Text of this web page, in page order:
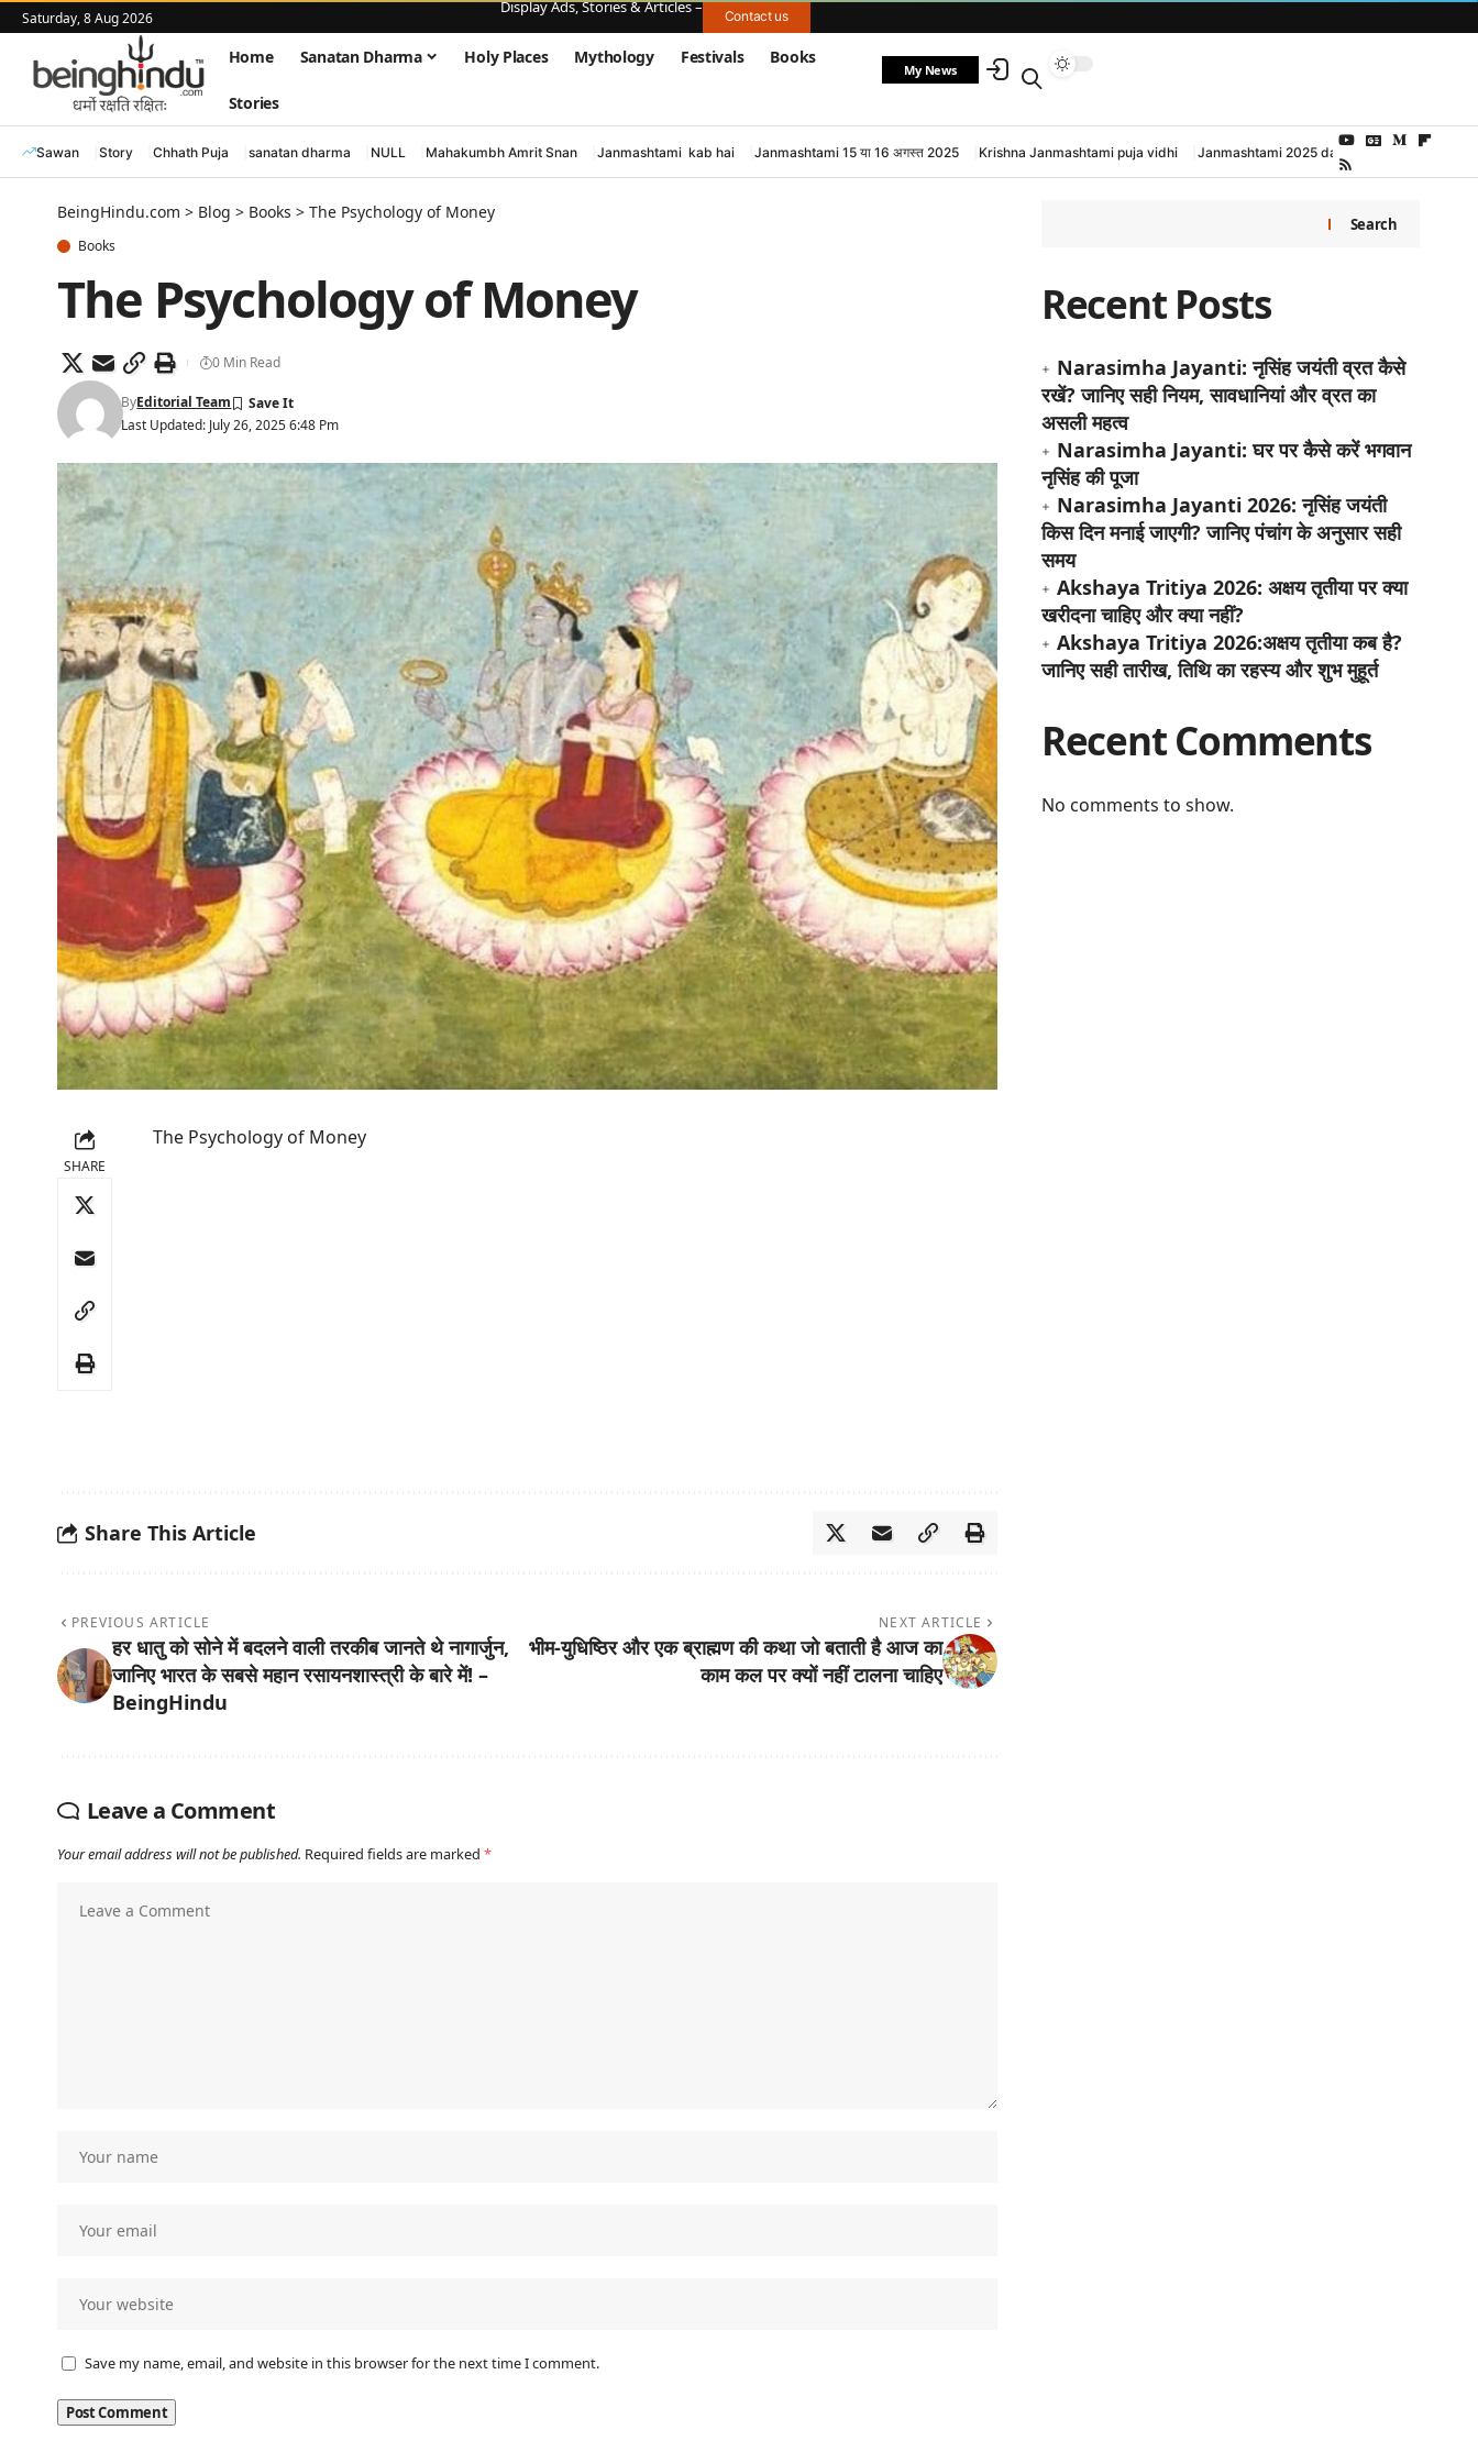
Saturday, 8 Aug 2026
Display Ads, Stories & Articles – Contact us
Home Sanatan Dharma Holy Places Mythology Festivals Books
Stories
My News
Sawan Story Chhath Puja sanatan dharma NULL Mahakumbh Amrit Snan Janmashtami kab hai Janmashtami 15 या 16 अगस्त 2025 Krishna Janmashtami puja vidhi Janmashtami 2025 date and time
BeingHindu.com > Blog > Books > The Psychology of Money
Books
The Psychology of Money
Last Updated: July 26, 2025 6:48 Pm
ByEditorial Team
0 Min Read
SHARE
The Psychology of Money
Share This Article
PREVIOUS ARTICLE
हर धातु को सोने में बदलने वाली तरकीब जानते थे नागार्जुन,
जानिए भारत के सबसे महान रसायनशास्त्री के बारे में! –
BeingHindu
NEXT ARTICLE
भीम-युधिष्ठिर और एक ब्राह्मण की कथा जो बताती है आज का
काम कल पर क्यों नहीं टालना चाहिए
Leave a Comment
Your email address will not be published. Required fields are marked *
Save my name, email, and website in this browser for the next time I comment.
Search
Recent Posts
Narasimha Jayanti: नृसिंह जयंती व्रत कैसे
रखें? जानिए सही नियम, सावधानियां और व्रत का
असली महत्व
Narasimha Jayanti: घर पर कैसे करें भगवान
नृसिंह की पूजा
Narasimha Jayanti 2026: नृसिंह जयंती
किस दिन मनाई जाएगी? जानिए पंचांग के अनुसार सही
समय
Akshaya Tritiya 2026: अक्षय तृतीया पर क्या
खरीदना चाहिए और क्या नहीं?
Akshaya Tritiya 2026:अक्षय तृतीया कब है?
जानिए सही तारीख, तिथि का रहस्य और शुभ मुहूर्त
Recent Comments
No comments to show.